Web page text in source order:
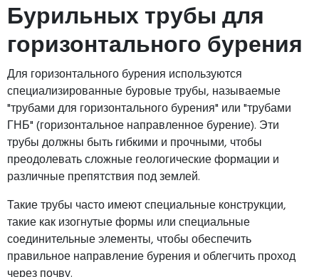
Бурильных трубы для
горизонтального бурения
Для горизонтального бурения используются
специализированные буровые трубы, называемые
"трубами для горизонтального бурения" или "трубами
ГНБ" (горизонтальное направленное бурение). Эти
трубы должны быть гибкими и прочными, чтобы
преодолевать сложные геологические формации и
различные препятствия под землей.
Такие трубы часто имеют специальные конструкции,
такие как изогнутые формы или специальные
соединительные элементы, чтобы обеспечить
правильное направление бурения и облегчить проход
через почву.